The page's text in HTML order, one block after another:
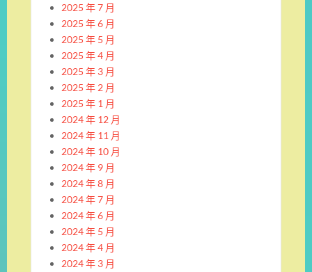
2025 年 7 月
2025 年 6 月
2025 年 5 月
2025 年 4 月
2025 年 3 月
2025 年 2 月
2025 年 1 月
2024 年 12 月
2024 年 11 月
2024 年 10 月
2024 年 9 月
2024 年 8 月
2024 年 7 月
2024 年 6 月
2024 年 5 月
2024 年 4 月
2024 年 3 月